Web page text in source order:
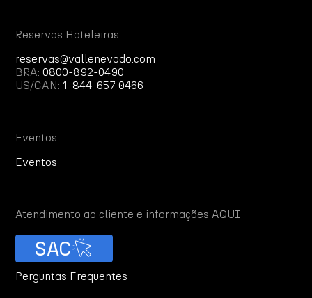
Reservas Hoteleiras
reservas@vallenevado.com
BRA:0800-892-0490
US/CAN:1-844-657-0466
Eventos
Eventos
Atendimento ao cliente e informações AQUI
SAC
Perguntas Frequentes